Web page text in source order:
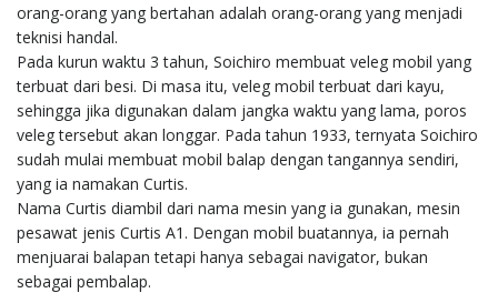
orang-orang yang bertahan adalah orang-orang yang menjadi
teknisi handal.
Pada kurun waktu 3 tahun, Soichiro membuat veleg mobil yang
terbuat dari besi. Di masa itu, veleg mobil terbuat dari kayu,
sehingga jika digunakan dalam jangka waktu yang lama, poros
veleg tersebut akan longgar. Pada tahun 1933, ternyata Soichiro
sudah mulai membuat mobil balap dengan tangannya sendiri,
yang ia namakan Curtis.
Nama Curtis diambil dari nama mesin yang ia gunakan, mesin
pesawat jenis Curtis A1. Dengan mobil buatannya, ia pernah
menjuarai balapan tetapi hanya sebagai navigator, bukan
sebagai pembalap.